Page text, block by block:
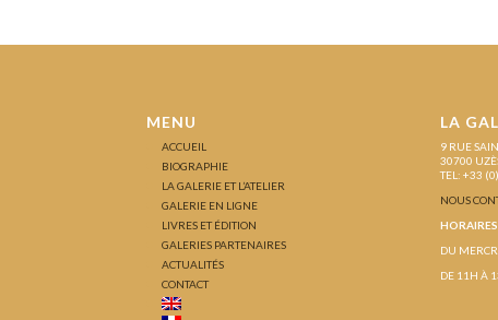
MENU
ACCUEIL
BIOGRAPHIE
LA GALERIE ET L’ATELIER
GALERIE EN LIGNE
LIVRES ET ÉDITION
GALERIES PARTENAIRES
ACTUALITÉS
CONTACT
LA
9 RUE
30700
TEL: +33
NOUS
DU
DE 11H À